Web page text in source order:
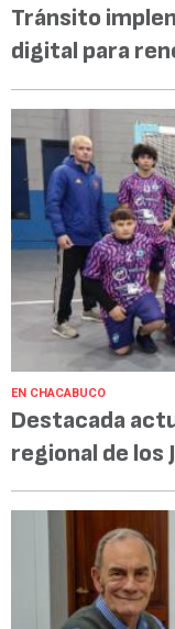
Tránsito
digital para
EN CHACABUCO
Destacada
regional de los